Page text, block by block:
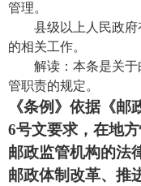
管理。
县级以上人民政府
的相关工作。
解读：本条是关于
管职责的规定。
《条例》依据《邮
6号文要求，在地
邮政监管机构的法
邮政体制改革、推